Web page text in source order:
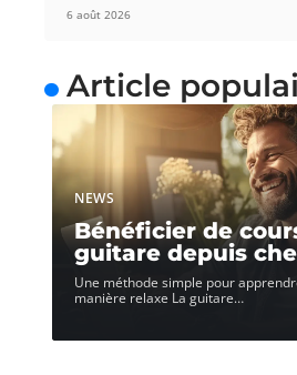
6 août 2026
Article
NEWS
Bénéficier de
guitare depuis
Une méthode simple pour
manière relaxe La guitare…